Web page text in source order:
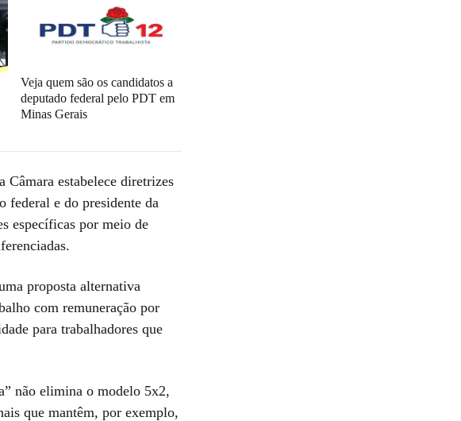
Veja quem são os candidatos a
deputado federal pelo PDT em
Minas Gerais
Câmara estabelece diretrizes
federal e do presidente da
específicas por meio de
proposta alternativa
com remuneração por
para trabalhadores que
não elimina o modelo 5x2,
que mantêm, por exemplo,